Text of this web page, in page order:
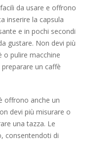
da usare e offrono
inserire la capsula
e in pochi secondi
gustare. Non devi più
o pulire macchine
un caffè
offrono anche un
devi più misurare o
una tazza. Le
consentendoti di